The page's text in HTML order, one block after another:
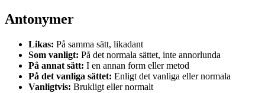
Antonymer
Likas: På samma sätt, likadant
Som vanligt: På det normala sättet, inte annorlunda
På annat sätt: I en annan form eller metod
På det vanliga sättet: Enligt det vanliga eller normala
Vanligtvis: Brukligt eller normalt